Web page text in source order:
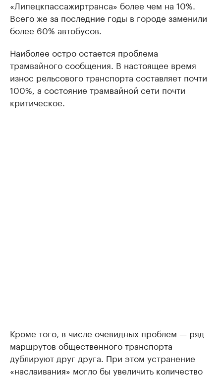
«Липецкпассажиртранса» более чем на 10%.
Всего же за последние годы в городе заменили
более 60% автобусов.
Наиболее остро остается проблема
трамвайного сообщения. В настоящее время
износ рельсового транспорта составляет почти
100%, а состояние трамвайной сети почти
критическое.
Кроме того, в числе очевидных проблем — ряд
маршрутов общественного транспорта
дублируют друг друга. При этом устранение
«наслаивания» могло бы увеличить количество